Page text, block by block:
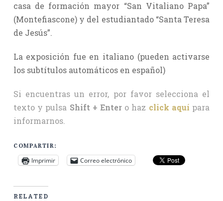
casa de formación mayor “San Vitaliano Papa”
(Montefiascone) y del estudiantado “Santa Teresa
de Jesús”.
La exposición fue en italiano (pueden activarse
los subtítulos automáticos en español)
Si encuentras un error, por favor selecciona el
texto y pulsa Shift + Enter o haz click aquí para
informarnos.
COMPARTIR:
Imprimir Correo electrónico
RELATED